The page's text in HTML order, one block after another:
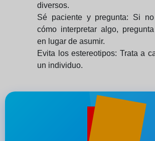
diversos.
Sé paciente y pregunta: Si
cómo interpretar algo,
en lugar de asumir.
Evita los estereotipos: Trata a
un individuo.